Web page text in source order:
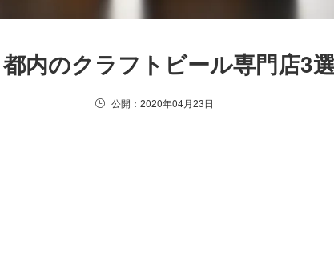
内のクラフトビール専門店3
公開：2020年04月23日